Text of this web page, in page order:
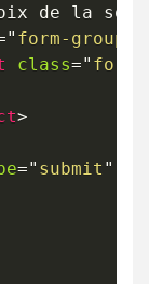
de la
" form-group
class="
>
=" submit "